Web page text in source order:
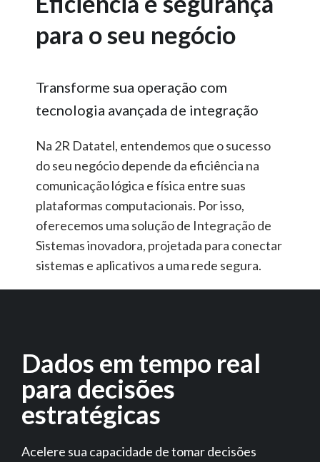
para o seu negócio
Transforme sua operação com
tecnologia avançada de integração
Na 2R Datatel, entendemos que o sucesso
do seu negócio depende da eficiência na
comunicação lógica e física entre suas
plataformas computacionais. Por isso,
oferecemos uma solução de Integração de
Sistemas inovadora, projetada para conectar
sistemas e aplicativos a uma rede segura.
Dados em tempo real
para decisões
estratégicas
Acelere sua capacidade de tomar decisões